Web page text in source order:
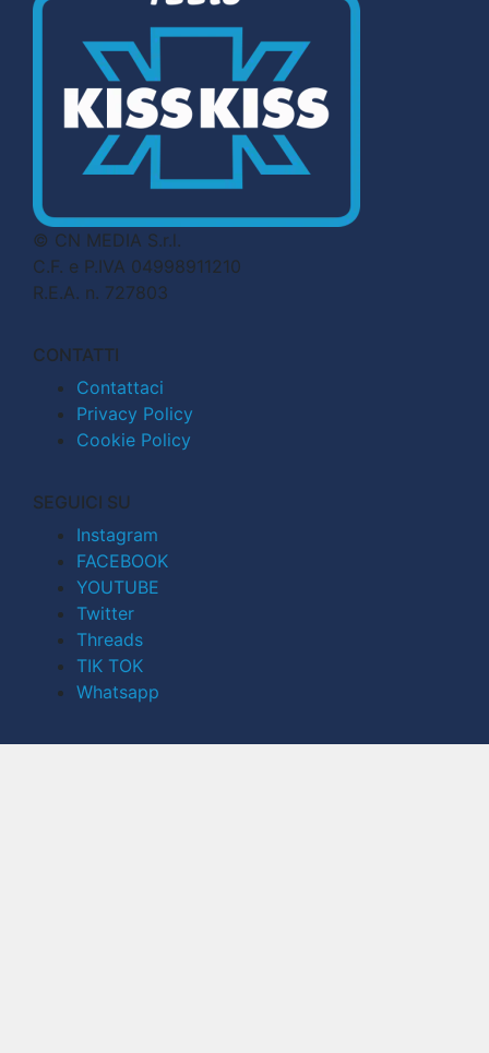
© CN MEDIA S.r.l.
C.F. e P.IVA 04998911210
R.E.A. n. 727803
CONTATTI
Contattaci
Privacy Policy
Cookie Policy
SEGUICI SU
Instagram
FACEBOOK
YOUTUBE
Twitter
Threads
TIK TOK
Whatsapp